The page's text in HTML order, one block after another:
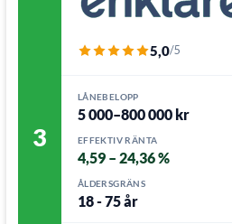
3
5,0/5
LÅNEBELOPP
5 000–800 000 kr
EFFEKTIV RÄNTA
4,59 – 24,36 %
ÅLDERSGRÄNS
18 - 75 år